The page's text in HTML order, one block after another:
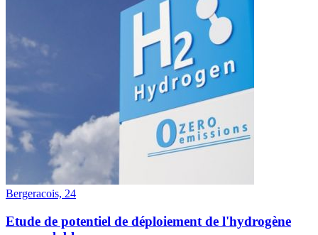
Bergeracois, 24
Etude de potentiel de déploiement de l'hydrogène